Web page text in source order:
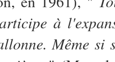
à
Même